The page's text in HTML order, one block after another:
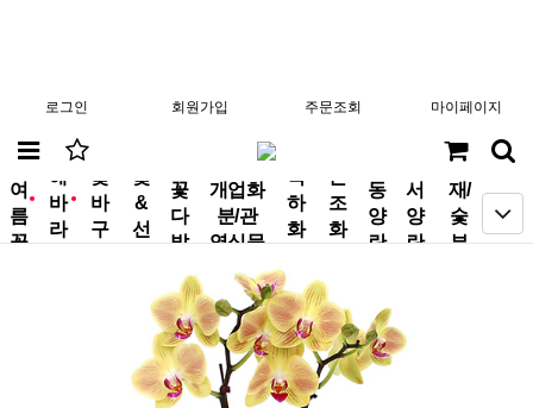
로그인 회원가입 주문조회 마이페이지
new
여
름
꽃
new
해
바
라
꽃
바
구
꽃
&
선
꽃
다
발
개업화
분/관
엽식물
축
하
화
근
조
화
동
양
란
서
양
란
분
재/
숯
부